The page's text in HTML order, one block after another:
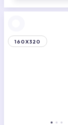
160X320